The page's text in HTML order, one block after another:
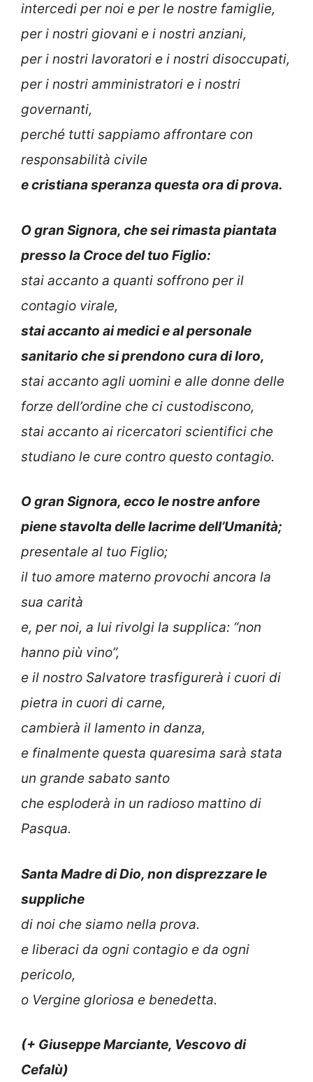
intercedi per noi e per le nostre famiglie,
per i nostri giovani e i nostri anziani,
per i nostri lavoratori e i nostri disoccupati,
per i nostri amministratori e i nostri
governanti,
perché tutti sappiamo affrontare con
responsabilità civile
e cristiana speranza questa ora di prova.
O gran Signora, che sei rimasta piantata
presso la Croce del tuo Figlio:
stai accanto a quanti soffrono per il
contagio virale,
stai accanto ai medici e al personale
sanitario che si prendono cura di loro,
stai accanto agli uomini e alle donne delle
forze dell’ordine che ci custodiscono,
stai accanto ai ricercatori scientifici che
studiano le cure contro questo contagio.
O gran Signora, ecco le nostre anfore
piene stavolta delle lacrime dell’Umanità;
presentale al tuo Figlio;
il tuo amore materno provochi ancora la
sua carità
e, per noi, a lui rivolgi la supplica: “non
hanno più vino”,
e il nostro Salvatore trasfigurerà i cuori di
pietra in cuori di carne,
cambierà il lamento in danza,
e finalmente questa quaresima sarà stata
un grande sabato santo
che esploderà in un radioso mattino di
Pasqua.
Santa Madre di Dio, non disprezzare le
suppliche
di noi che siamo nella prova.
e liberaci da ogni contagio e da ogni
pericolo,
o Vergine gloriosa e benedetta.
(+ Giuseppe Marciante, Vescovo di
Cefalù)